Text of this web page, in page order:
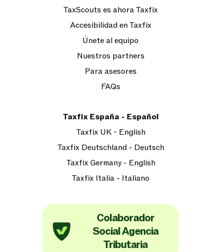
TaxScouts es ahora Taxfix
Accesibilidad en Taxfix
Únete al equipo
Nuestros partners
Para asesores
FAQs
Taxfix España - Español
Taxfix UK - English
Taxfix Deutschland - Deutsch
Taxfix Germany - English
Taxfix Italia - Italiano
Colaborador
Social Agencia
Tributaria